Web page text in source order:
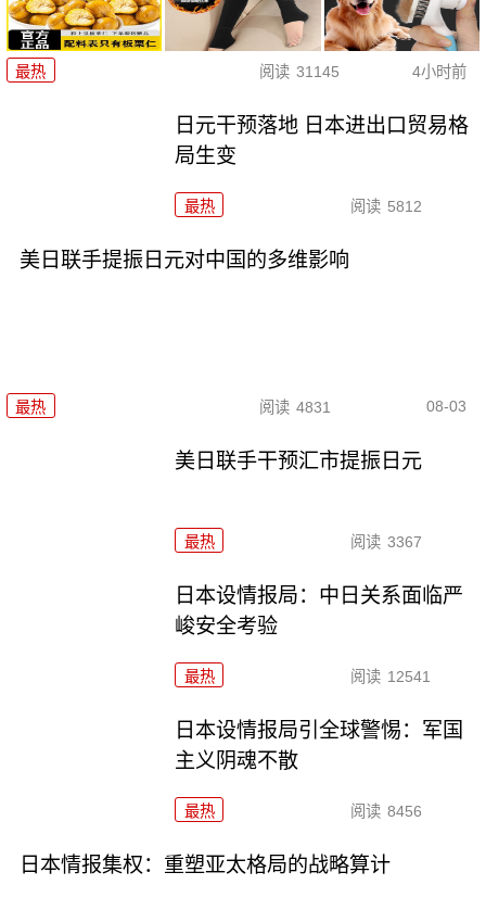
最热 阅读 31145 4小时前
日元干预落地 日本进出口贸易格
局生变
最热 阅读 5812
美日联手提振日元对中国的多维影响
最热 阅读 4831 08-03
美日联手干预汇市提振日元
最热 阅读 3367
日本设情报局：中日关系面临严
峻安全考验
最热 阅读 12541
日本设情报局引全球警惕：军国
主义阴魂不散
最热 阅读 8456
日本情报集权：重塑亚太格局的战略算计